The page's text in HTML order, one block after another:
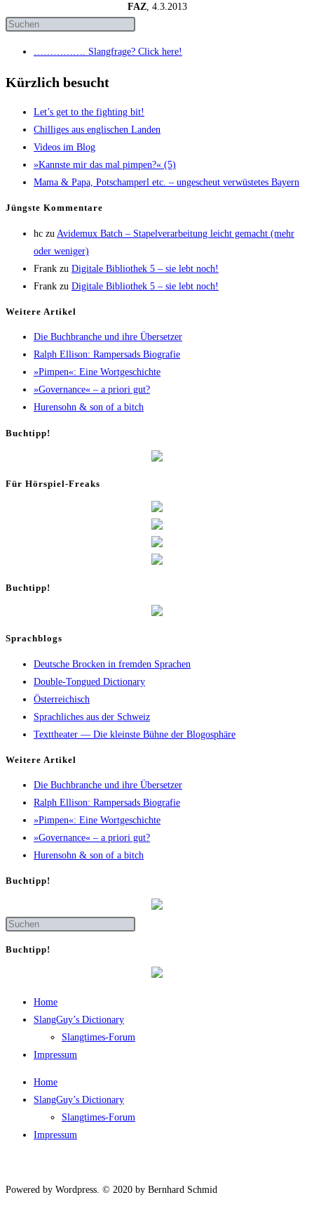
FAZ, 4.3.2013
……………. Slang­fra­ge? Click here!
Kürzlich besucht
Let’s get to the fight­ing bit!
Chil­li­ges aus eng­li­schen Landen
Vide­os im Blog
»Kanns­te mir das mal pim­pen?« (5)
Mama & Papa, Pot­sch­am­perl etc. – unge­scheut ver­wüs­te­tes Bayern
Jüngs­te Kommentare
hc zu Avi­de­mux Batch – Sta­pel­ver­ar­bei­tung leicht gemacht (mehr
oder weniger)
Frank zu Digi­ta­le Biblio­thek 5 – sie lebt noch!
Frank zu Digi­ta­le Biblio­thek 5 – sie lebt noch!
Wei­te­re Artikel
Die Buch­bran­che und ihre Übersetzer
Ralph Elli­son: Ram­pers­ads Biografie
»Pim­pen«: Eine Wortgeschichte
»Gover­nan­ce« – a prio­ri gut?
Huren­sohn & son of a bitch
Buch­tipp!
Für Hör­spiel-Freaks
Buch­tipp!
Sprachblogs
Deutsche Brocken in fremden Sprachen
Double-Tongued Dictionary
Österreichisch
Sprachliches aus der Schweiz
Texttheater — Die kleinste Bühne der Blogosphäre
Wei­te­re Artikel
Die Buch­bran­che und ihre Übersetzer
Ralph Elli­son: Ram­pers­ads Biografie
»Pim­pen«: Eine Wortgeschichte
»Gover­nan­ce« – a prio­ri gut?
Huren­sohn & son of a bitch
Buch­tipp!
Buch­tipp!
Home
SlangGuy’s Dic­tion­a­ry
Slang­times-Forum
Impres­sum
Home
SlangGuy’s Dic­tion­a­ry
Slang­times-Forum
Impres­sum
Powered by Wordpress. © 2020 by Bernhard Schmid